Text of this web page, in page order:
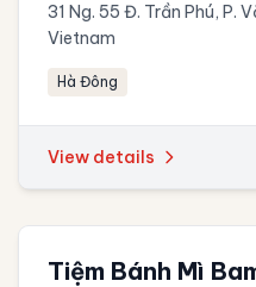
31 Ng. 55 Đ. Trần Phú, P.
Vietnam
Hà Đông
View details
Tiệm Bánh Mì